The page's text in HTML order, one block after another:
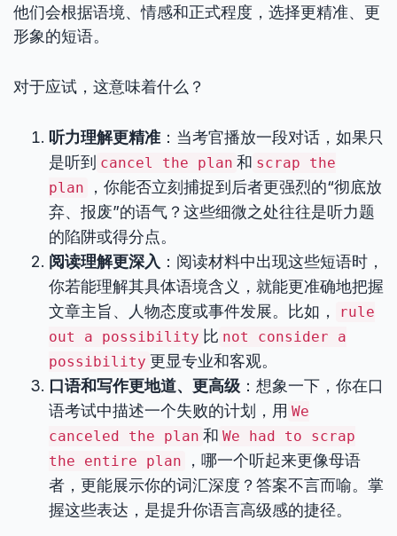
他们会根据语境、情感和正式程度，选择更精准、更
形象的短语。
对于应试，这意味着什么？
听力理解更精准 ：当考官播放一段对话，如果只
是听到 cancel the plan 和 scrap the
plan
，你能否立刻捕捉到后者更强烈的“彻底放
弃、报废”的语气？这些细微之处往往是听力题
的陷阱或得分点。
阅读理解更深入 ：阅读材料中出现这些短语时，
你若能理解其具体语境含义，就能更准确地把握
文章主旨、人物态度或事件发展。比如，
rule
out a possibility 比 not consider a
possibility 更显专业和客观。
口语和写作更地道、更高级 ：想象一下，你在口
语考试中描述一个失败的计划，用 We
canceled the plan 和 We had to scrap
the entire plan
，哪一个听起来更像母语
者，更能展示你的词汇深度？答案不言而喻。掌
握这些表达，是提升你语言高级感的捷径。